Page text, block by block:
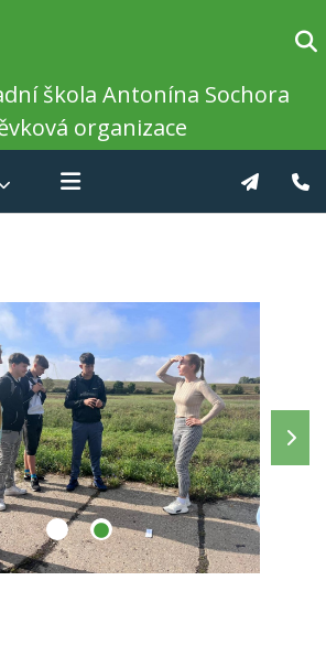
škola Antonína Sochora
organizace